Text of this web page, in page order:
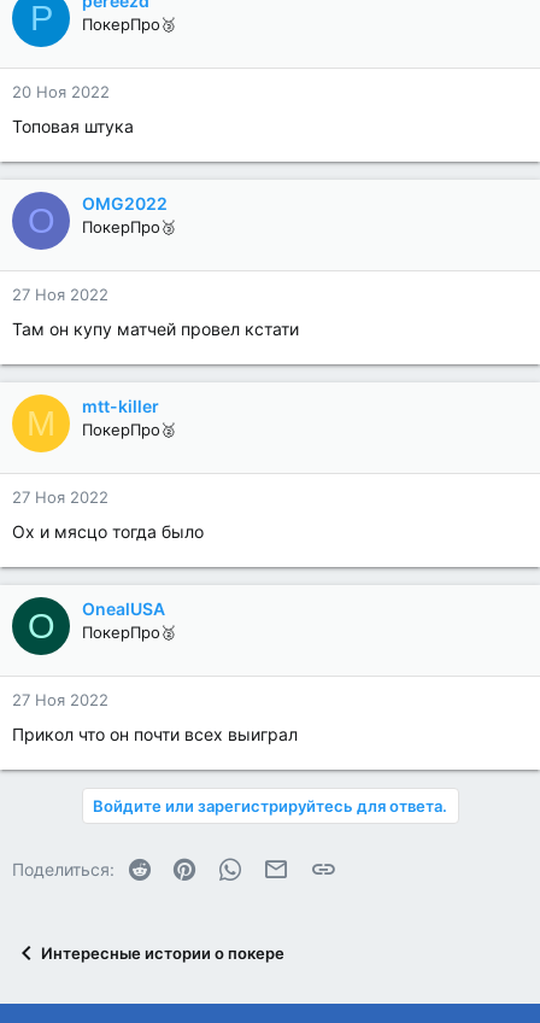
P ПокерПро🥉
20 Ноя 2022
Топовая штука
O OMG2022
ПокерПро🥉
27 Ноя 2022
Там он купу матчей провел кстати
M mtt-killer
ПокерПро🥈
27 Ноя 2022
Ох и мясцо тогда было
O OnealUSA
ПокерПро🥈
27 Ноя 2022
Прикол что он почти всех выиграл
Войдите или зарегистрируйтесь для ответа.
Поделиться: Reddit PinterestWhatsAppЭлектронная почта
Ссылка
Интересные истории о покере